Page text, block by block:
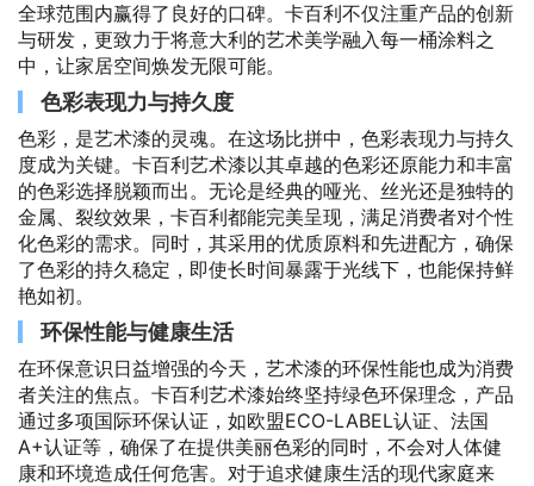
全球范围内赢得了良好的口碑。卡百利不仅注重产品的创新
与研发，更致力于将意大利的艺术美学融入每一桶涂料之
中，让家居空间焕发无限可能。
色彩表现力与持久度
色彩，是艺术漆的灵魂。在这场比拼中，色彩表现力与持久
度成为关键。卡百利艺术漆以其卓越的色彩还原能力和丰富
的色彩选择脱颖而出。无论是经典的哑光、丝光还是独特的
金属、裂纹效果，卡百利都能完美呈现，满足消费者对个性
化色彩的需求。同时，其采用的优质原料和先进配方，确保
了色彩的持久稳定，即使长时间暴露于光线下，也能保持鲜
艳如初。
环保性能与健康生活
在环保意识日益增强的今天，艺术漆的环保性能也成为消费
者关注的焦点。卡百利艺术漆始终坚持绿色环保理念，产品
通过多项国际环保认证，如欧盟ECO-LABEL认证、法国
A+认证等，确保了在提供美丽色彩的同时，不会对人体健
康和环境造成任何危害。对于追求健康生活的现代家庭来